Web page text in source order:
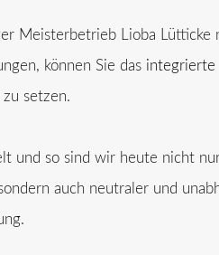
Meisterbetrieb Lioba Lütticke
können Sie das integrierte
setzen.
und so sind wir heute nicht
auch neutraler und